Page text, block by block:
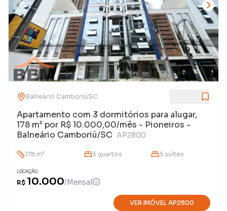
Balneário Camboriú/SC
Apartamento com 3 dormitórios para alugar,
178 m² por R$ 10.000,00/mês - Pioneiros -
Balneário Camboriú/SC AP2800
178 m² 3 quartos 3 suítes
LOCAÇÃO
R$ 10.000/Mensal
VER IMÓVEL AP2800